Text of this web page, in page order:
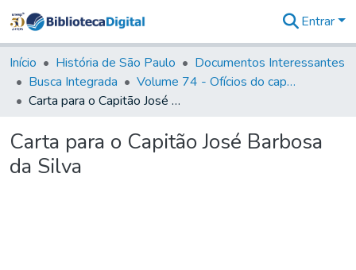
&
Coleções
Tudo na
Biblioteca
Estatísticas
Entrar
Início História de São Paulo
Documentos Interessantes
Busca Integrada
Volume 74 - Ofícios do capitão General Martim Lopes Lobo de Saldanha às Câmaras e Comandantes da Capitania (1775)
Carta para o Capitão José Barbosa da Silva
Carta para o Capitão José Barbosa
da Silva